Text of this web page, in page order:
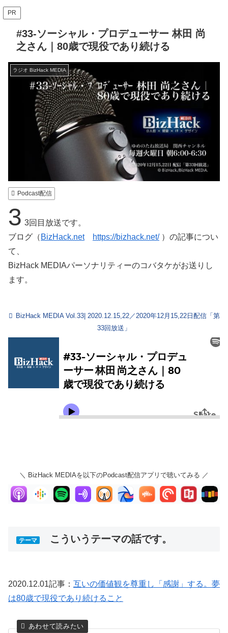
PR
#33-ソーシャル・プロデューサー 林田 尚
之さん｜80歳で現役であり続ける
ラジオ BizHack MEDIA
Podcast配信
3 3回目放送です。
ブログ（ BizHack.net https://bizhack.net/）の記事につい
て、
BizHack MEDIAパーソナリティーのコバタケがお送りし
ます。
BizHack MEDIA Vol.33| 2020.12.15,22／2020年12月15,22日配信「第
33回放送」
＼ BizHack MEDIAを以下のPodcast配信アプリで聴いてみる ／
テーマ こういうテーマの話です。
2020.12.01記事： 互いの価値観を尊重し「感謝」する。夢
は80歳で現役であり続けること